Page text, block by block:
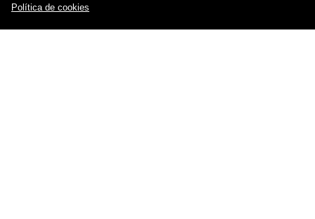
Política de cookies